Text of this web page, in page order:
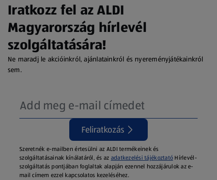
Iratkozz fel az ALDI
Magyarország hírlevél
szolgáltatására!
Ne maradj le akcióinkról, ajánlatainkról és nyereményjátékainkról
sem.
Feliratkozás
Szeretnék e-mailben értesülni az ALDI termékeinek és
szolgáltatásainak kínálatáról, és az adatkezelési tájékoztató Hírlevél-
szolgáltatás pontjában foglaltak alapján ezennel hozzájárulok az e-
mail címem ezzel kapcsolatos kezeléséhez.